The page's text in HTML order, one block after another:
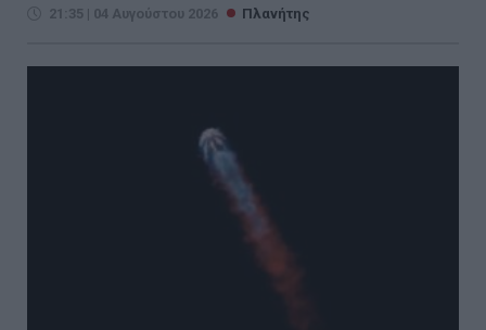
21:35 | 04 Αυγούστου 2026 Πλανήτης